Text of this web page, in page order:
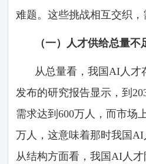
难题。这些挑战相互交织，
（一）人才供给总量
从总量看，我国AI人才
发布的研究报告显示，到
需求达到600万人，而市场
万人，这意味着那时我国AI
从结构方面看，我国AI人